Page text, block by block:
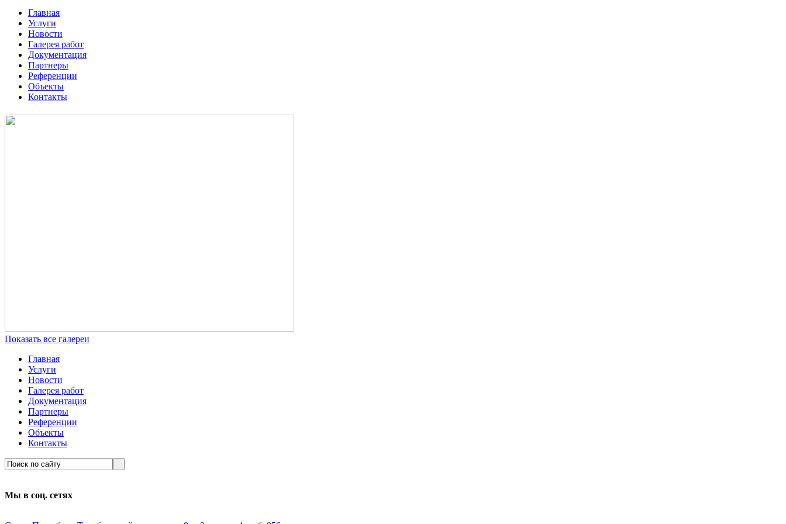
Главная
Услуги
Новости
Галерея работ
Документация
Партнеры
Референции
Объекты
Контакты
Показать все галереи
Главная
Услуги
Новости
Галерея работ
Документация
Партнеры
Референции
Объекты
Контакты
Мы в соц. сетях